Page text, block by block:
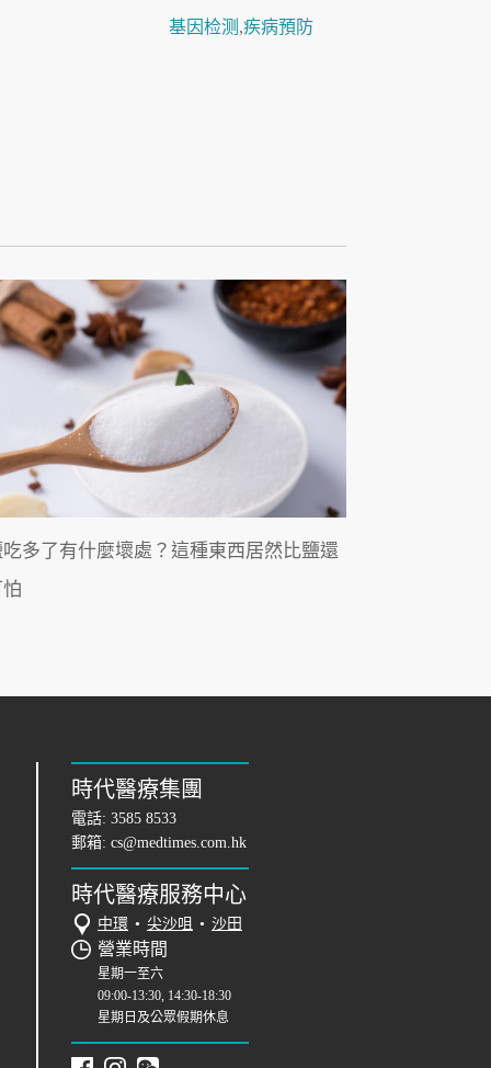
基因检测 ,疾病預防
吃多了有什麼壞處？這種東西居然比鹽還
時代醫療集團
電話: 3585 8533
郵箱: cs@medtimes.com.hk
時代醫療服務中心
中環 • 尖沙咀 • 沙田
營業時間
星期一至六
09:00-13:30, 14:30-18:30
星期日及公眾假期休息